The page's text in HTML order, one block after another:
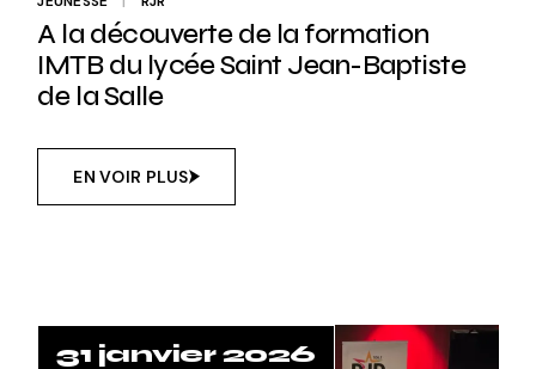
A la découverte de la formation
IMTB du lycée Saint Jean-Baptiste
de la Salle
EN VOIR PLUS
31 janvier 2026